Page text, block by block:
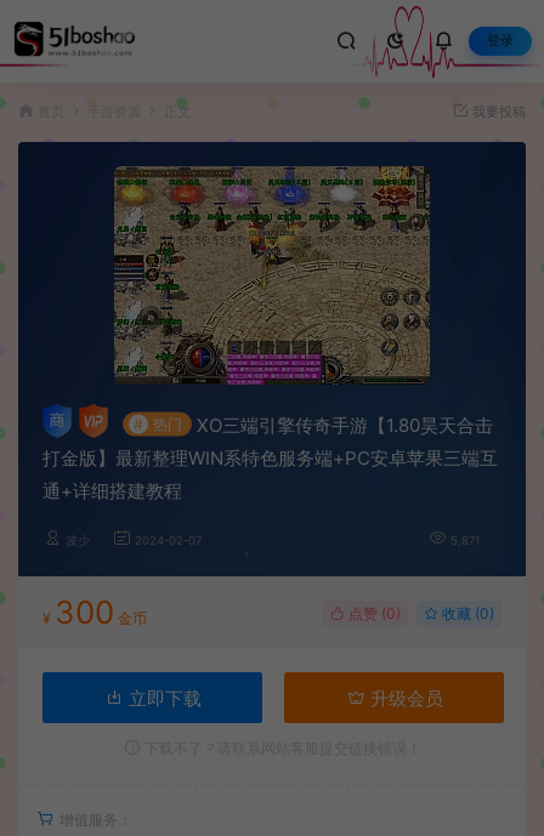
登录
手游资源 正文 我要投稿
# 热门
XO三端引擎传奇手游【1.80昊天合击
打金版】最新整理WIN系特色服务端+PC安卓苹果三端互
通+详细搭建教程
波少 2024-02-07 5,871
¥ 300 金币 点赞 (0) 收藏 (0)
立即下载 升级会员
增值服务：